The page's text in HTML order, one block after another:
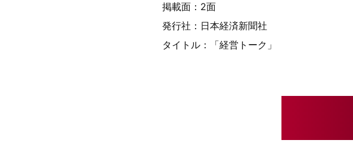
掲載面：2面
発行社：日本経済新聞社
タイトル：「経営トーク」